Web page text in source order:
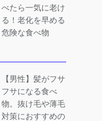
べたら一気に老け
る！老化を早める
危険な食べ物
【男性】髪がフサ
フサになる食べ
物。抜け毛や薄毛
対策におすすめの